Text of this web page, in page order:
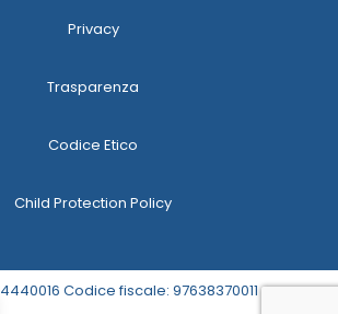
Privacy
Trasparenza
Codice Etico
Child Protection Policy
Codice fiscale: 97638370011